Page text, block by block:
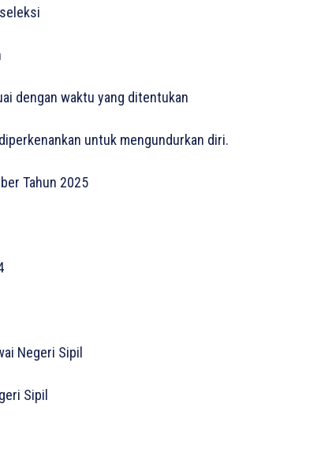
dengan waktu yang ditentukan
untuk mengundurkan diri.
Tahun 2025
Negeri Sipil
Sipil